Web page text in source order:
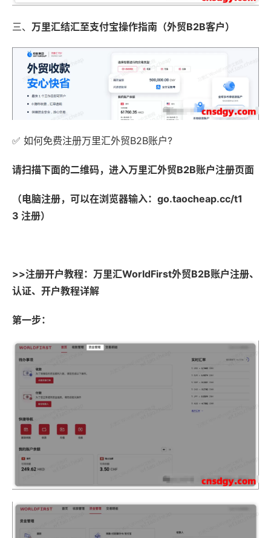
三、 万里汇结汇至支付宝操作指南 （外贸B2B客户）
✅ 如何免费注册万里汇外贸B2B账户?
请扫描下面的二维码，进入万里汇外贸B2B账户注册页面
（电脑注册，可以在浏览器输入：go.taocheap.cc/t1
3 注册）
>>注册开户教程：万里汇WorldFirst外贸B2B账户注册、
认证、开户教程详解
第一步：